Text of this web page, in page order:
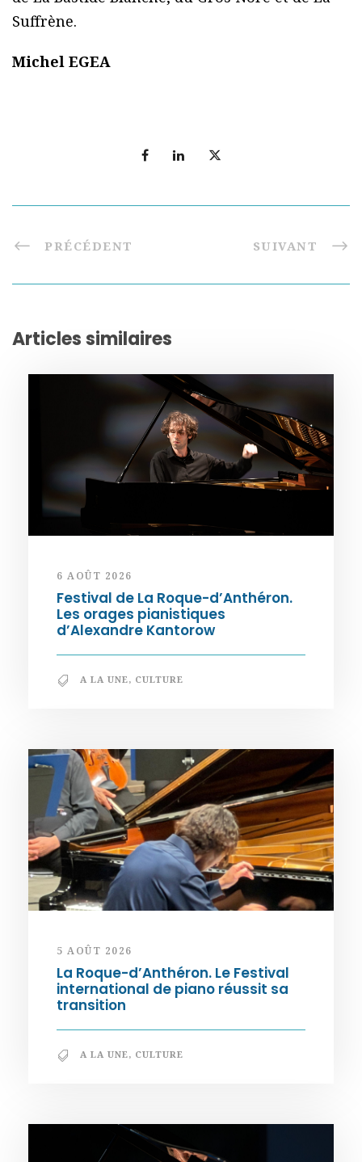
Suffrène.
Michel EGEA
PRÉCÉDENT SUIVANT
Articles similaires
6 AOÛT 2026
Festival de La Roque-d’Anthéron.
Les orages pianistiques
d’Alexandre Kantorow
A LA UNE, CULTURE
5 AOÛT 2026
La Roque-d’Anthéron. Le Festival
international de piano réussit sa
transition
A LA UNE, CULTURE